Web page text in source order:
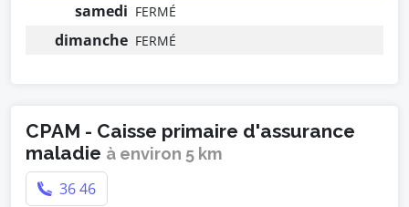
samedi FERMÉ
dimanche FERMÉ
CPAM - Caisse primaire d'assurance
maladie à environ 5 km
36 46